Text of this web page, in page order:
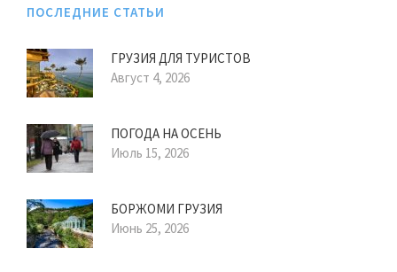
ПОСЛЕДНИЕ СТАТЬИ
ГРУЗИЯ ДЛЯ ТУРИСТОВ
Август 4, 2026
ПОГОДА НА ОСЕНЬ
Июль 15, 2026
БОРЖОМИ ГРУЗИЯ
Июнь 25, 2026